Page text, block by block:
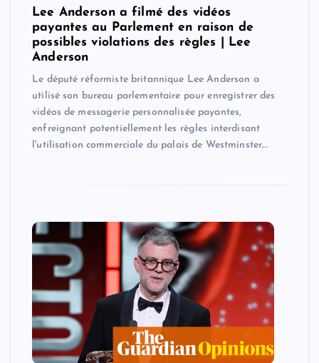
Lee Anderson a filmé des vidéos
payantes au Parlement en raison de
possibles violations des règles | Lee
Anderson
Le député réformiste britannique Lee Anderson a
utilisé son bureau parlementaire pour enregistrer des
vidéos de messagerie personnalisée payantes,
enfreignant potentiellement les règles interdisant
l'utilisation commerciale du palais de Westminster.…